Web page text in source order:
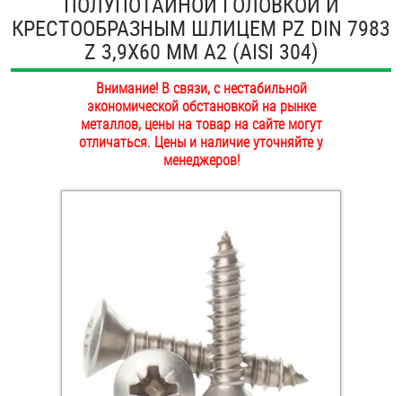
ОПЛАТА И ДОСТАВКА
НАШИ МАГАЗИНЫ
Втулки
Гайки
Дюбели
Дюймовый крепёж
Крюки, кольца с метрической резьбой
Крюки, кольца с шурупной резьбой
КРЕСТООБРАЗНЫМ ШЛИЦЕМ PZ DIN 7983
Z 3,9Х60 ММ А2 (AISI 304)
Внимание! В связи, с нестабильной
экономической обстановкой на рынке
металлов, цены на товар на сайте могут
отличаться. Цены и наличие уточняйте у
менеджеров!